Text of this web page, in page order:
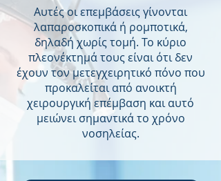
Αυτές οι επεμβάσεις γίνονται
λαπαροσκοπικά ή ρομποτικά,
δηλαδή χωρίς τομή. Το κύριο
πλεονέκτημά τους είναι ότι δεν
έχουν τον μετεγχειρητικό πόνο που
προκαλείται από ανοικτή
χειρουργική επέμβαση και αυτό
μειώνει σημαντικά το χρόνο
νοσηλείας.